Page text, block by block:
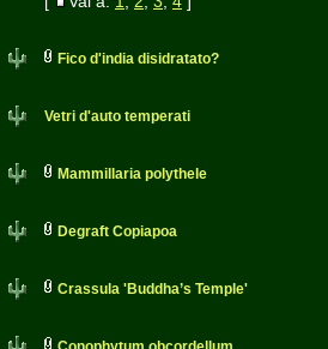
Fico d'india disidratato?
Vetri d'auto temperati
Mammillaria polythele
Degraft Copiapoa
Crassula 'Buddha’s Temple'